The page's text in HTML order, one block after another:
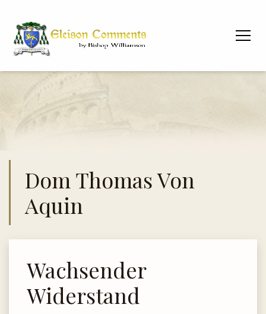
Dom Thomas Von
Aquin
Wachsender
Widerstand